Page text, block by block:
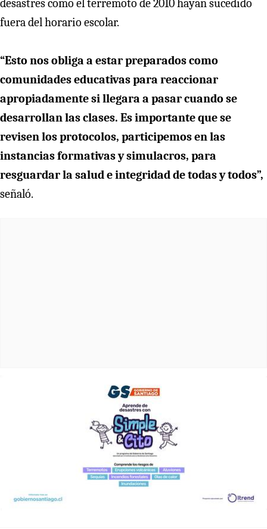
desastres como el terremoto de 2010 hayan sucedido
fuera del horario escolar.
“Esto nos obliga a estar preparados como
comunidades educativas para reaccionar
apropiadamente si llegara a pasar cuando se
desarrollan las clases. Es importante que se
revisen los protocolos, participemos en las
instancias formativas y simulacros, para
resguardar la salud e integridad de todas y todos”,
señaló.